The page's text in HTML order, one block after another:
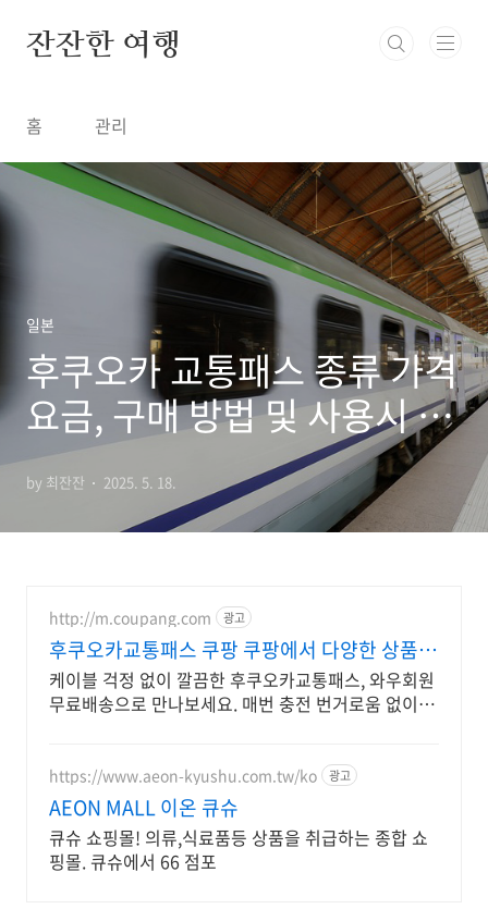
잔잔한 여행
홈 관리
일본
후쿠오카 교통패스 종류 가격
요금, 구매 방법 및 사용시 주
의사항
by 최잔잔 2025. 5. 18.
http://m.coupang.com 광고
후쿠오카교통패스 쿠팡 쿠팡에서 다양한 상품
비교
케이블 걱정 없이 깔끔한 후쿠오카교통패스, 와우회원
무료배송으로 만나보세요. 매번 충전 번거로움 없이!
https://www.aeon-kyushu.com.tw/ko 광고
AEON MALL 이온 큐슈
큐슈 쇼핑몰! 의류,식료품등 상품을 취급하는 종합 쇼
핑몰. 큐슈에서 66 점포